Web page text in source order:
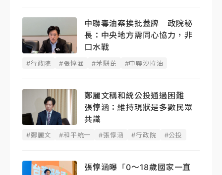
中聯毒油案挨批蓋牌 政院秘
長：中央地方需同心協力，非
口水戰
#行政院 #張惇涵 #苯駢芘 #中聯沙拉油
鄭麗文稱和統公投通過困難
張惇涵：維持現狀是多數民眾
共識
#鄭麗文 #和平統一 #張惇涵 #行政院 #公投
張惇涵曝「0～18歲國家一直